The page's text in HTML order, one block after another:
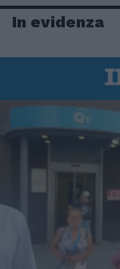
In evidenza